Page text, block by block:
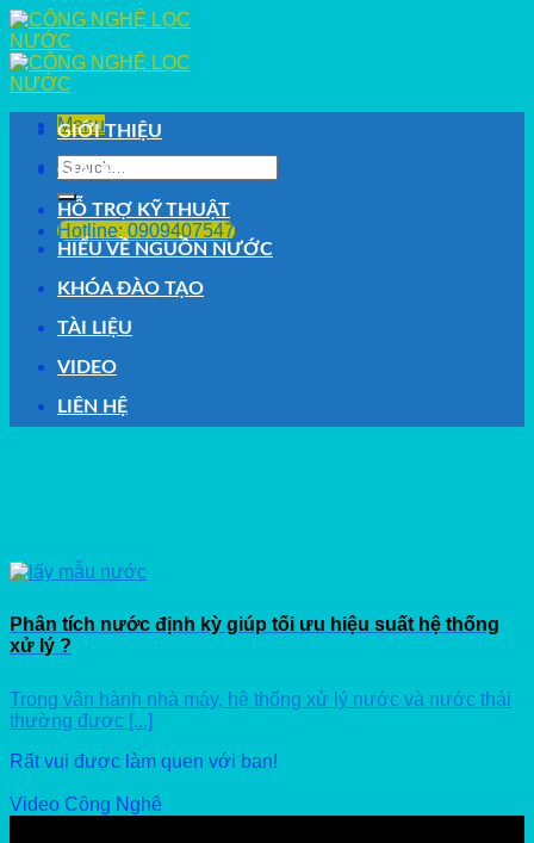
Skip
to
content
Menu
Search
for:
Hotline: 0909407547
GIỚI THIỆU
GIẢI PHÁP
HỖ TRỢ KỸ THUẬT
HIỂU VỀ NGUỒN NƯỚC
KHÓA ĐÀO TẠO
TÀI LIỆU
VIDEO
LIÊN HỆ
Phân tích nước định kỳ giúp tối ưu hiệu suất hệ thống
xử lý ?
Trong vận hành nhà máy, hệ thống xử lý nước và nước thải
thường được [...]
Rất vui được làm quen với bạn!
Video Công Nghệ